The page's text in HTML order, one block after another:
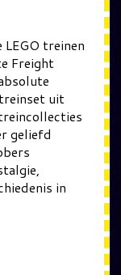
treinen
Freight
uit
geliefd
in